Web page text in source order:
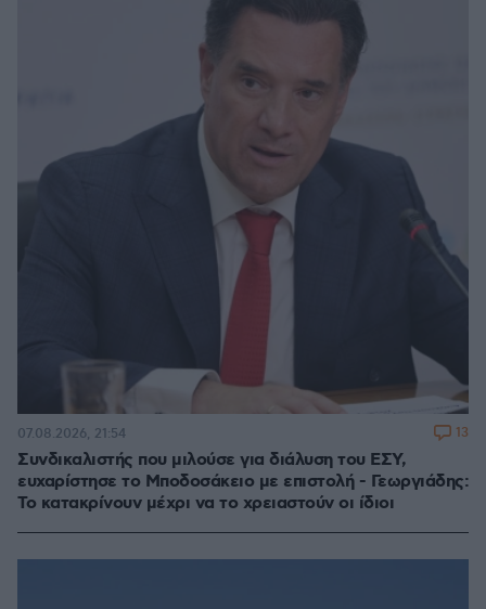
Συνδικαλιστής που μιλούσε για διάλυση του ΕΣΥ,
ευχαρίστησε το Μποδοσάκειο με επιστολή - Γεωργιάδης:
Το κατακρίνουν μέχρι να το χρειαστούν οι ίδιοι
07.08.2026, 21:54 13